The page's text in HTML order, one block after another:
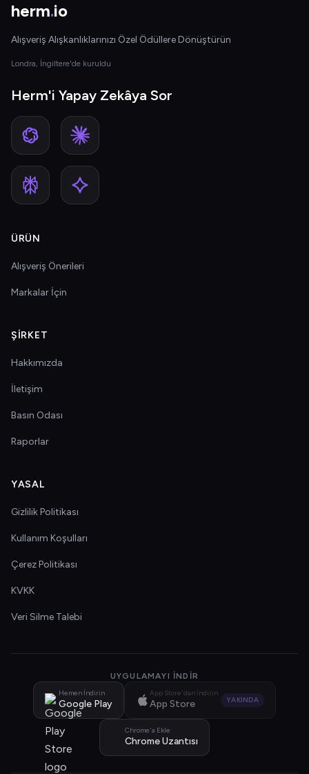
herm.io
Alışveriş Alışkanlıklarınızı Özel Ödüllere Dönüştürün
Londra, İngiltere'de kuruldu
Herm'i Yapay Zekâya Sor
ÜRÜN
Alışveriş Önerileri
Markalar İçin
ŞIRKET
Hakkımızda
İletişim
Basın Odası
Raporlar
YASAL
Gizlilik Politikası
Kullanım Koşulları
Çerez Politikası
KVKK
Veri Silme Talebi
UYGULAMAYI İNDIR
Hemen İndirin
Google Play
App Store'dan İndirin
App Store YAKINDA
Chrome'a Ekle
Chrome Uzantısı